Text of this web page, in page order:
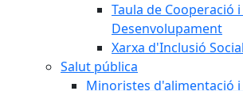
Taula de Cooperació
Desenvolupament
Xarxa d'Inclusió Social
Salut pública
Minoristes d'alimentació